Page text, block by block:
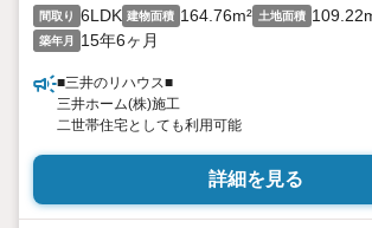
間取り 6LDK 建物面積 164.76m² 土地面積
築年月 15年6ヶ月
■三井のリハウス■
三井ホーム(株)施工
二世帯住宅としても利用可能
詳細を見る